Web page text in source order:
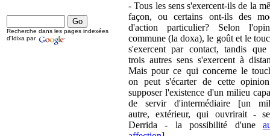
- Tous les sens s'exercent-ils de la
façon, ou certains ont-ils des
d'action particulier? Selon
commune (la doxa), le goût et le
s'exercent par contact, tandis que
trois autres sens s'exercent à
Mais pour ce qui concerne le
on peut s'écarter de cette
supposer l'existence d'un milieu
de servir d'intermédiaire [un
autre, extérieur, qui ouvrirait -
Derrida - la possibilité d'une
Recherche dans les pages indexées
d'Idixa par